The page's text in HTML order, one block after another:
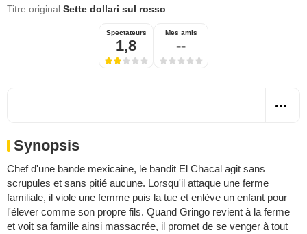
Titre original Sette dollari sul rosso
Spectateurs
1,8
Mes amis
--
Synopsis
Chef d'une bande mexicaine, le bandit El Chacal agit sans
scrupules et sans pitié aucune. Lorsqu'il attaque une ferme
familiale, il viole une femme puis la tue et enlève un enfant pour
l'élever comme son propre fils. Quand Gringo revient à la ferme
et voit sa famille ainsi massacrée, il promet de se venger à tout